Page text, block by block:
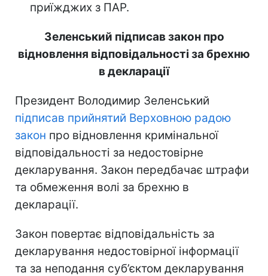
приїжджих з ПАР.
Зеленський підписав закон про
відновлення відповідальності за брехню
в декларації
Президент Володимир Зеленський
підписав прийнятий Верховною радою
закон про відновлення кримінальної
відповідальності за недостовірне
декларування. Закон передбачає штрафи
та обмеження волі за брехню в
декларації.
Закон повертає відповідальність за
декларування недостовірної інформації
та за неподання суб’єктом декларування